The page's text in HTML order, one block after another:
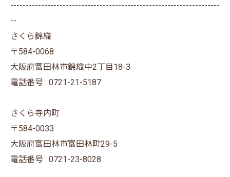
--------------------------------------------------------------------
--
さくら錦織
〒584-0068
大阪府富田林市錦織中2丁目18-3
電話番号 : 0721-21-5187
さくら寺内町
〒584-0033
大阪府富田林市富田林町29-5
電話番号 : 0721-23-8028